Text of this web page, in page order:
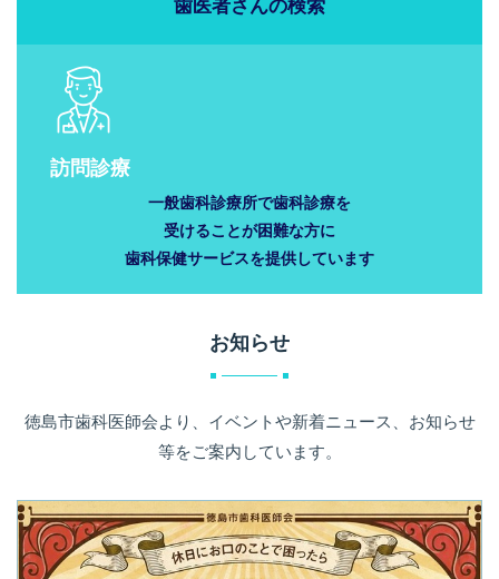
訪問診療
一般歯科診療所で歯科診療を
受けることが困難な方に
歯科保健サービスを提供しています
お知らせ
徳島市歯科医師会より、イベントや新着ニュース、お知らせ
等をご案内しています。